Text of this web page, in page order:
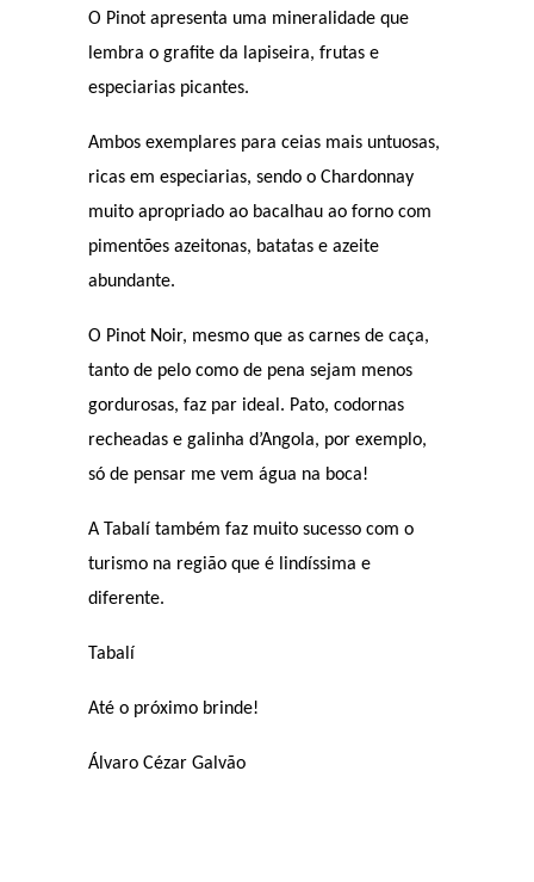
O Pinot apresenta uma mineralidade que
lembra o grafite da lapiseira, frutas e
especiarias picantes.
Ambos exemplares para ceias mais untuosas,
ricas em especiarias, sendo o Chardonnay
muito apropriado ao bacalhau ao forno com
pimentões azeitonas, batatas e azeite
abundante.
O Pinot Noir, mesmo que as carnes de caça,
tanto de pelo como de pena sejam menos
gordurosas, faz par ideal. Pato, codornas
recheadas e galinha d’Angola, por exemplo,
só de pensar me vem água na boca!
A Tabalí também faz muito sucesso com o
turismo na região que é lindíssima e
diferente.
Tabalí
Até o próximo brinde!
Álvaro Cézar Galvão